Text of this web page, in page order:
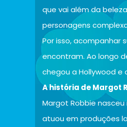
que vai além da
personagens
Por isso, acompanhar
encontram. Ao longo
chegou a Hollywood e
A história de Margot
Margot Robbie
atuou em produções